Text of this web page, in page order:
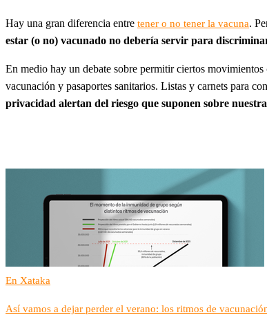
Hay una gran diferencia entre tener o no tener la vacuna.
estar (o no) vacunado no debería servir para
En medio hay un debate sobre permitir ciertos
vacunación y pasaportes sanitarios. Listas y carnets para
privacidad alertan del riesgo que suponen sobre
En Xataka
Así vamos a dejar perder el verano: los ritmos de